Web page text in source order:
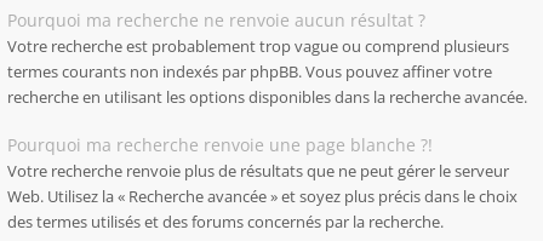
Pourquoi ma recherche ne renvoie aucun résultat ?
Votre recherche est probablement trop vague ou comprend plusieurs
termes courants non indexés par phpBB. Vous pouvez affiner votre
recherche en utilisant les options disponibles dans la recherche avancée.
Pourquoi ma recherche renvoie une page blanche ?!
Votre recherche renvoie plus de résultats que ne peut gérer le serveur
Web. Utilisez la « Recherche avancée » et soyez plus précis dans le choix
des termes utilisés et des forums concernés par la recherche.